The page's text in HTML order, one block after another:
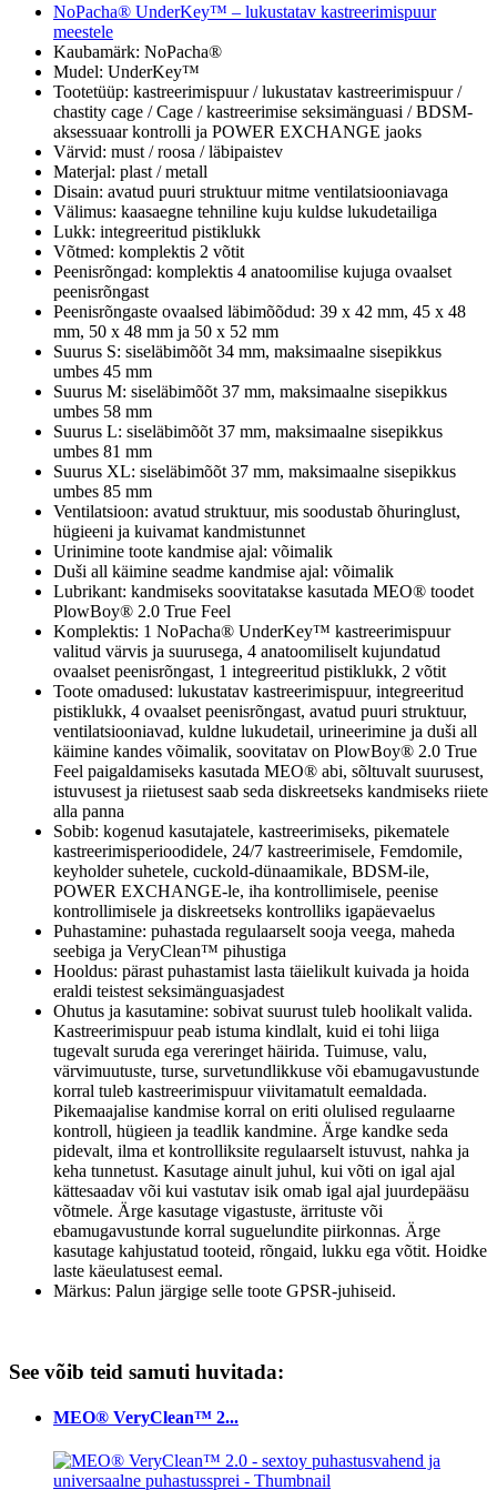
NoPacha® UnderKey™ – lukustatav kastreerimispuur
meestele
Kaubamärk: NoPacha®
Mudel: UnderKey™
Tootetüüp: kastreerimispuur / lukustatav kastreerimispuur /
chastity cage / Cage / kastreerimise seksimänguasi / BDSM-
aksessuaar kontrolli ja POWER EXCHANGE jaoks
Värvid: must / roosa / läbipaistev
Materjal: plast / metall
Disain: avatud puuri struktuur mitme ventilatsiooniavaga
Välimus: kaasaegne tehniline kuju kuldse lukudetailiga
Lukk: integreeritud pistiklukk
Võtmed: komplektis 2 võtit
Peenisrõngad: komplektis 4 anatoomilise kujuga ovaalset
peenisrõngast
Peenisrõngaste ovaalsed läbimõõdud: 39 x 42 mm, 45 x 48
mm, 50 x 48 mm ja 50 x 52 mm
Suurus S: siseläbimõõt 34 mm, maksimaalne sisepikkus
umbes 45 mm
Suurus M: siseläbimõõt 37 mm, maksimaalne sisepikkus
umbes 58 mm
Suurus L: siseläbimõõt 37 mm, maksimaalne sisepikkus
umbes 81 mm
Suurus XL: siseläbimõõt 37 mm, maksimaalne sisepikkus
umbes 85 mm
Ventilatsioon: avatud struktuur, mis soodustab õhuringlust,
hügieeni ja kuivamat kandmistunnet
Urinimine toote kandmise ajal: võimalik
Duši all käimine seadme kandmise ajal: võimalik
Lubrikant: kandmiseks soovitatakse kasutada MEO® toodet
PlowBoy® 2.0 True Feel
Komplektis: 1 NoPacha® UnderKey™ kastreerimispuur
valitud värvis ja suurusega, 4 anatoomiliselt kujundatud
ovaalset peenisrõngast, 1 integreeritud pistiklukk, 2 võtit
Toote omadused: lukustatav kastreerimispuur, integreeritud
pistiklukk, 4 ovaalset peenisrõngast, avatud puuri struktuur,
ventilatsiooniavad, kuldne lukudetail, urineerimine ja duši all
käimine kandes võimalik, soovitatav on PlowBoy® 2.0 True
Feel paigaldamiseks kasutada MEO® abi, sõltuvalt suurusest,
istuvusest ja riietusest saab seda diskreetseks kandmiseks riiete
alla panna
Sobib: kogenud kasutajatele, kastreerimiseks, pikematele
kastreerimisperioodidele, 24/7 kastreerimisele, Femdomile,
keyholder suhetele, cuckold-dünaamikale, BDSM-ile,
POWER EXCHANGE-le, iha kontrollimisele, peenise
kontrollimisele ja diskreetseks kontrolliks igapäevaelus
Puhastamine: puhastada regulaarselt sooja veega, maheda
seebiga ja VeryClean™ pihustiga
Hooldus: pärast puhastamist lasta täielikult kuivada ja hoida
eraldi teistest seksimänguasjadest
Ohutus ja kasutamine: sobivat suurust tuleb hoolikalt valida.
Kastreerimispuur peab istuma kindlalt, kuid ei tohi liiga
tugevalt suruda ega vereringet häirida. Tuimuse, valu,
värvimuutuste, turse, survetundlikkuse või ebamugavustunde
korral tuleb kastreerimispuur viivitamatult eemaldada.
Pikemaajalise kandmise korral on eriti olulised regulaarne
kontroll, hügieen ja teadlik kandmine. Ärge kandke seda
pidevalt, ilma et kontrolliksite regulaarselt istuvust, nahka ja
keha tunnetust. Kasutage ainult juhul, kui võti on igal ajal
kättesaadav või kui vastutav isik omab igal ajal juurdepääsu
võtmele. Ärge kasutage vigastuste, ärrituste või
ebamugavustunde korral suguelundite piirkonnas. Ärge
kasutage kahjustatud tooteid, rõngaid, lukku ega võtit. Hoidke
laste käeulatusest eemal.
Märkus: Palun järgige selle toote GPSR-juhiseid.
See võib teid samuti huvitada:
MEO® VeryClean™ 2...